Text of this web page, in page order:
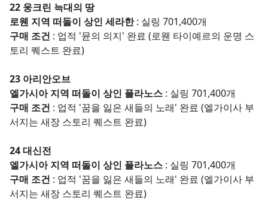
22 웅크린 늑대의 땅
로웬 지역 떠돌이 상인 세라한: 실링 701,400개
구매 조건 : 업적 '뮨의 의지' 완료 (로웬 타이예르의 운명 스
토리 퀘스트 완료)
23 아리안오브
엘가시아 지역 떠돌이 상인 플라노스 : 실링 701,400개
구매 조건 : 업적 '꿈을 잃은 새들의 노래' 완료 (엘가이사 부
서지는 새장 스토리 퀘스트 완료)
24 대신전
엘가시아 지역 떠돌이 상인 플라노스 : 실링 701,400개
구매 조건 : 업적 '꿈을 잃은 새들의 노래' 완료 (엘가이사 부
서지는 새장 스토리 퀘스트 완료)